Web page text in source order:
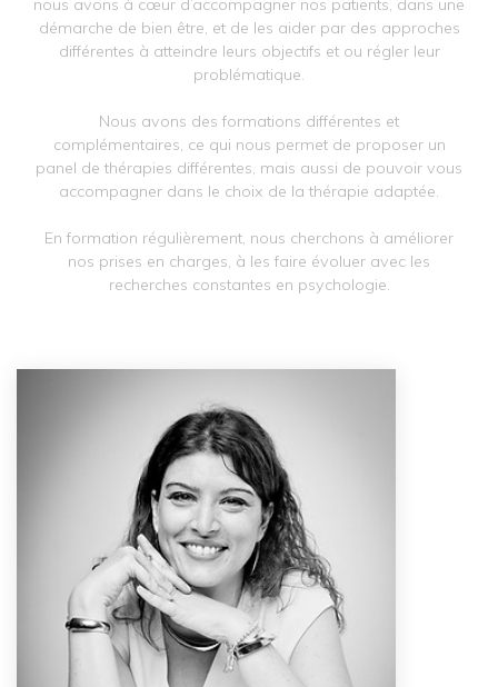
nous avons à cœur d’accompagner nos patients, dans une
démarche de bien être, et de les aider par des approches
différentes à atteindre leurs objectifs et ou régler leur
problématique.
Nous avons des formations différentes et
complémentaires, ce qui nous permet de proposer un
panel de thérapies différentes, mais aussi de pouvoir vous
accompagner dans le choix de la thérapie adaptée.
En formation régulièrement, nous cherchons à améliorer
nos prises en charges, à les faire évoluer avec les
recherches constantes en psychologie.